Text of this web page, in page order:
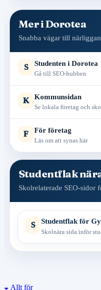
Mer i Dorotea
Snabba vägar till
S Studenten i Dorotea
Gå till SEO-hubben
K Kommunsidan
Se lokala företag och
F För företag
Läs om att synas här
Studentflak
Skolrelaterade SEO-sidor
S Studentflak för
Skolnära sida inför
◒ Allt för